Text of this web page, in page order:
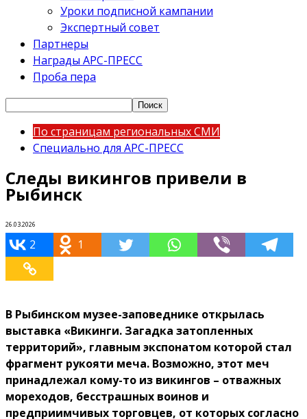
Уроки подписной кампании
Экспертный совет
Партнеры
Награды АРС-ПРЕСС
Проба пера
По страницам региональных СМИ
Специально для АРС-ПРЕСС
Следы викингов привели в
Рыбинск
26.03.2026
2 1
В Рыбинском музее-заповеднике открылась
выставка «Викинги. Загадка затопленных
территорий», главным экспонатом которой стал
фрагмент рукояти меча. Возможно, этот меч
принадлежал кому-то из викингов – отважных
мореходов, бесстрашных воинов и
предприимчивых торговцев, от которых согласно